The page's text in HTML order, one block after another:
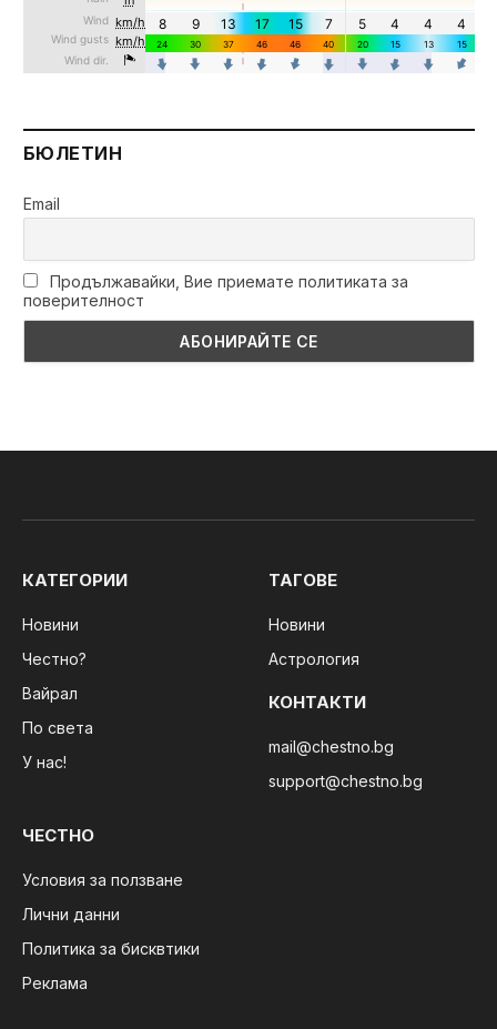
БЮЛЕТИН
Email
Продължавайки, Вие приемате политиката за
поверителност
КАТЕГОРИИ
Новини
Честно?
Вайрал
По света
У нас!
ТАГОВЕ
Новини
Астрология
КОНТАКТИ
mail@chestno.bg
support@chestno.bg
ЧЕСТНО
Условия за ползване
Лични данни
Политика за бисквтики
Реклама